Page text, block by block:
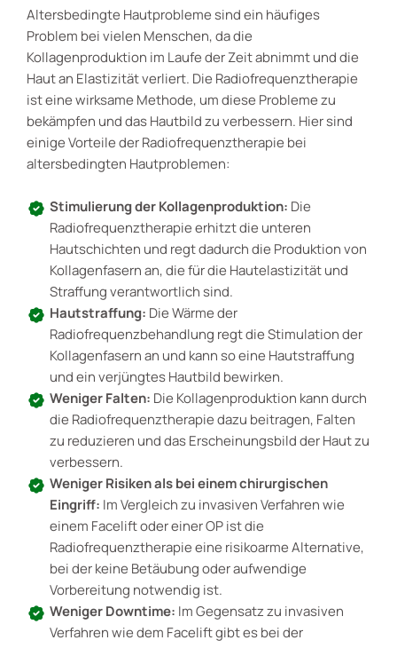
Altersbedingte Hautprobleme sind ein häufiges
Problem bei vielen Menschen, da die
Kollagenproduktion im Laufe der Zeit abnimmt und die
Haut an Elastizität verliert. Die Radiofrequenztherapie
ist eine wirksame Methode, um diese Probleme zu
bekämpfen und das Hautbild zu verbessern. Hier sind
einige Vorteile der Radiofrequenztherapie bei
altersbedingten Hautproblemen:
Stimulierung der Kollagenproduktion: Die
Radiofrequenztherapie erhitzt die unteren
Hautschichten und regt dadurch die Produktion von
Kollagenfasern an, die für die Hautelastizität und
Straffung verantwortlich sind.
Hautstraffung: Die Wärme der
Radiofrequenzbehandlung regt die Stimulation der
Kollagenfasern an und kann so eine Hautstraffung
und ein verjüngtes Hautbild bewirken.
Weniger Falten: Die Kollagenproduktion kann durch
die Radiofrequenztherapie dazu beitragen, Falten
zu reduzieren und das Erscheinungsbild der Haut zu
verbessern.
Weniger Risiken als bei einem chirurgischen
Eingriff: Im Vergleich zu invasiven Verfahren wie
einem Facelift oder einer OP ist die
Radiofrequenztherapie eine risikoarme Alternative,
bei der keine Betäubung oder aufwendige
Vorbereitung notwendig ist.
Weniger Downtime: Im Gegensatz zu invasiven
Verfahren wie dem Facelift gibt es bei der